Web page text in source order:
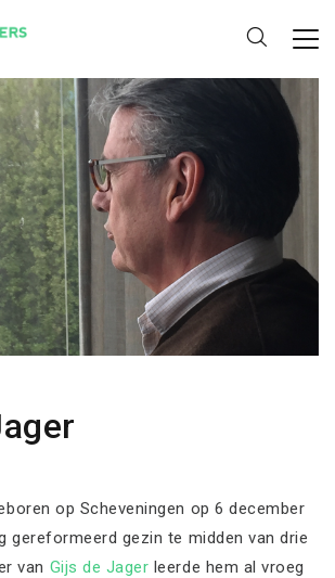
op Scheveningen op 6 december
gereformeerd gezin te midden van drie
van Gijs de Jager leerde hem al vroeg